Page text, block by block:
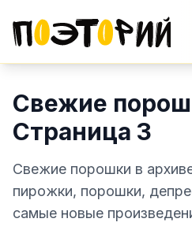
Свежие
Страница 3
Свежие порошки в
пирожки, порошки,
самые новые